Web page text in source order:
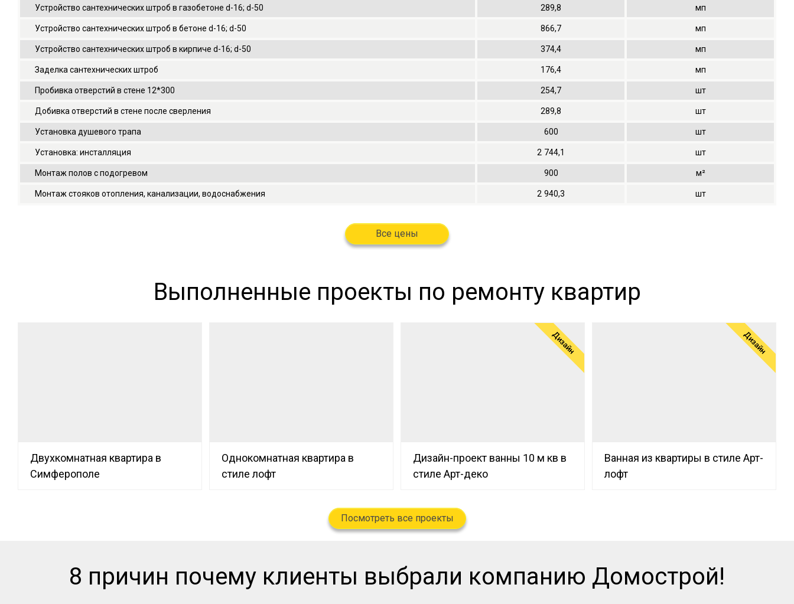
Устройство сантехнических штроб в газобетоне d-16; d-50 289,8 мп
Устройство сантехнических штроб в бетоне d-16; d-50 866,7 мп
Устройство сантехнических штроб в кирпиче d-16; d-50 374,4 мп
Заделка сантехнических штроб 176,4 мп
Пробивка отверстий в стене 12*300 254,7 шт
Добивка отверстий в стене после сверления 289,8 шт
Установка душевого трапа 600 шт
Установка: инсталляция 2 744,1 шт
Монтаж полов с подогревом 900 м²
Монтаж стояков отопления, канализации, водоснабжения 2 940,3 шт
Все цены
Выполненные проекты по ремонту квартир
Двухкомнатная квартира в
Симферополе
Однокомнатная квартира в
стиле лофт
Дизайн
Дизайн-проект ванны 10 м кв в
стиле Арт-деко
Дизайн
Ванная из квартиры в стиле Арт-
лофт
Посмотреть все проекты
8 причин почему клиенты выбрали компанию Домострой!